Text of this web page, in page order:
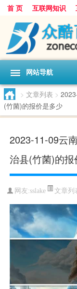
首 页 互联网知识
网站导航
> 文章列表 >
(竹菌)的报价是多少
2023-11-09云
治县(竹菌)的
网友:sslake 文章列